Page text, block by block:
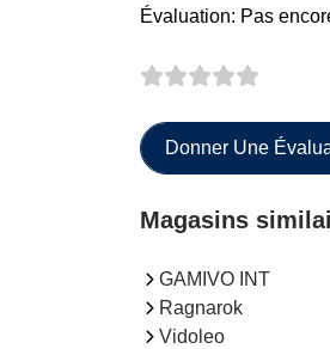
Évaluation: Pas
Donner Une
Magasins
GAMIVO INT
Ragnarok
Vidoleo